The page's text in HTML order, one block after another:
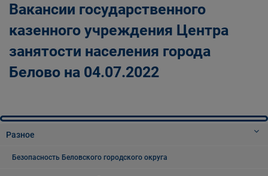
Вакансии государственного
казенного учреждения Центра
занятости населения города
Белово на 04.07.2022
Разное
Безопасность Беловского городского округа